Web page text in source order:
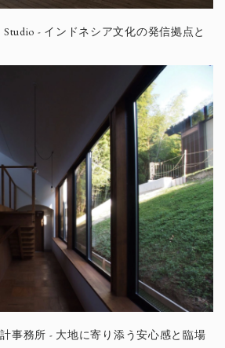
- インドネシア文化の発信拠点と
事務所 - 大地に寄り添う安心感と臨場